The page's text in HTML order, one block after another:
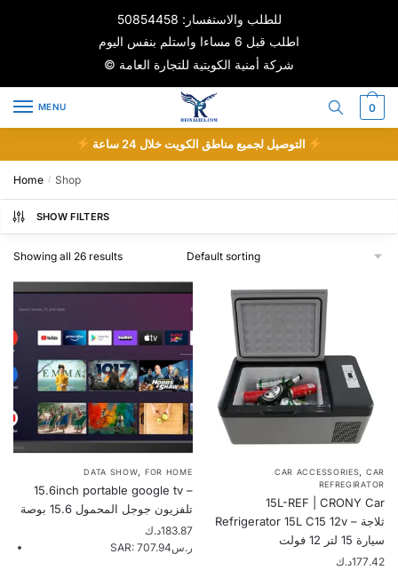
للطلب والاستفسار: 50854458
اطلب قبل 6 مساءا واستلم بنفس اليوم
© شركة أمنية الكويتية للتجارة العامة
MENU 0
Home / Shop
SHOW FILTERS
Showing all 26 results
DATA SHOW, FOR HOME
15.6inch portable google tv –
تلفزيون جوجل المحمول 15.6 بوصة
183.87د.ك
SAR: 707.94ر.س
CAR ACCESSORIES, CAR
REFREGIRATOR
15L-REF | CRONY Car
Refrigerator 15L C15 12v – ثلاجة
سيارة 15 لتر 12 فولت
177.42د.ك